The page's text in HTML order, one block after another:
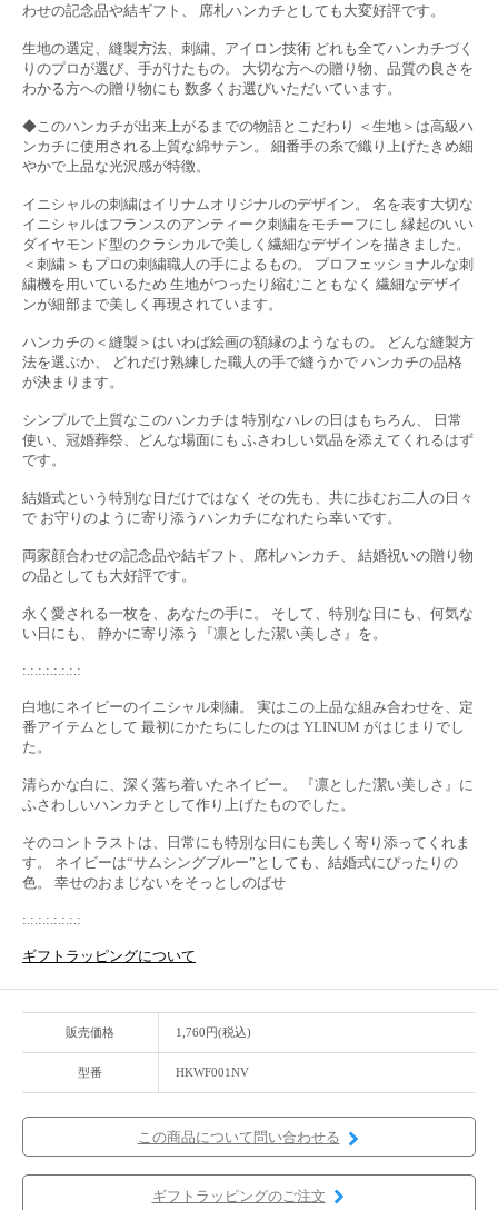
わせの記念品や結ギフト、 席札ハンカチとしても大変好評です。
生地の選定、縫製方法、刺繍、アイロン技術 どれも全てハンカチづく
りのプロが選び、手がけたもの。 大切な方への贈り物、品質の良さを
わかる方への贈り物にも 数多くお選びいただいています。
◆このハンカチが出来上がるまでの物語とこだわり ＜生地＞は高級ハ
ンカチに使用される上質な綿サテン。 細番手の糸で織り上げたきめ細
やかで上品な光沢感が特徴。
イニシャルの刺繍はイリナムオリジナルのデザイン。 名を表す大切な
イニシャルはフランスのアンティーク刺繍をモチーフにし 縁起のいい
ダイヤモンド型のクラシカルで美しく繊細なデザインを描きました。
＜刺繍＞もプロの刺繍職人の手によるもの。 プロフェッショナルな刺
繍機を用いているため 生地がつったり縮むこともなく 繊細なデザイ
ンが細部まで美しく再現されています。
ハンカチの＜縫製＞はいわば絵画の額縁のようなもの。 どんな縫製方
法を選ぶか、 どれだけ熟練した職人の手で縫うかで ハンカチの品格
が決まります。
シンプルで上質なこのハンカチは 特別なハレの日はもちろん、 日常
使い、冠婚葬祭、どんな場面にも ふさわしい気品を添えてくれるはず
です。
結婚式という特別な日だけではなく その先も、共に歩むお二人の日々
で お守りのように寄り添うハンカチになれたら幸いです。
両家顔合わせの記念品や結ギフト、席札ハンカチ、 結婚祝いの贈り物
の品としても大好評です。
永く愛される一枚を、あなたの手に。 そして、特別な日にも、何気な
い日にも、 静かに寄り添う『凛とした潔い美しさ』を。
:.:.:.:.:.:.:.:
白地にネイビーのイニシャル刺繍。 実はこの上品な組み合わせを、定
番アイテムとして 最初にかたちにしたのは YLINUM がはじまりでし
た。
清らかな白に、深く落ち着いたネイビー。 『凛とした潔い美しさ』に
ふさわしいハンカチとして作り上げたものでした。
そのコントラストは、日常にも特別な日にも美しく寄り添ってくれま
す。 ネイビーは“サムシングブルー”としても、結婚式にぴったりの
色。 幸せのおまじないをそっとしのばせ
:.:.:.:.:.:.:.:
ギフトラッピングについて
販売価格 1,760円(税込)
型番 HKWF001NV
この商品について問い合わせる
ギフトラッピングのご注文